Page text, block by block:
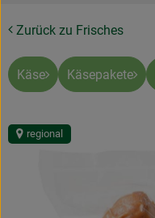
Ökokisten
Rezepte
Zurück zu Frisches
Käse Käsepakete
regional